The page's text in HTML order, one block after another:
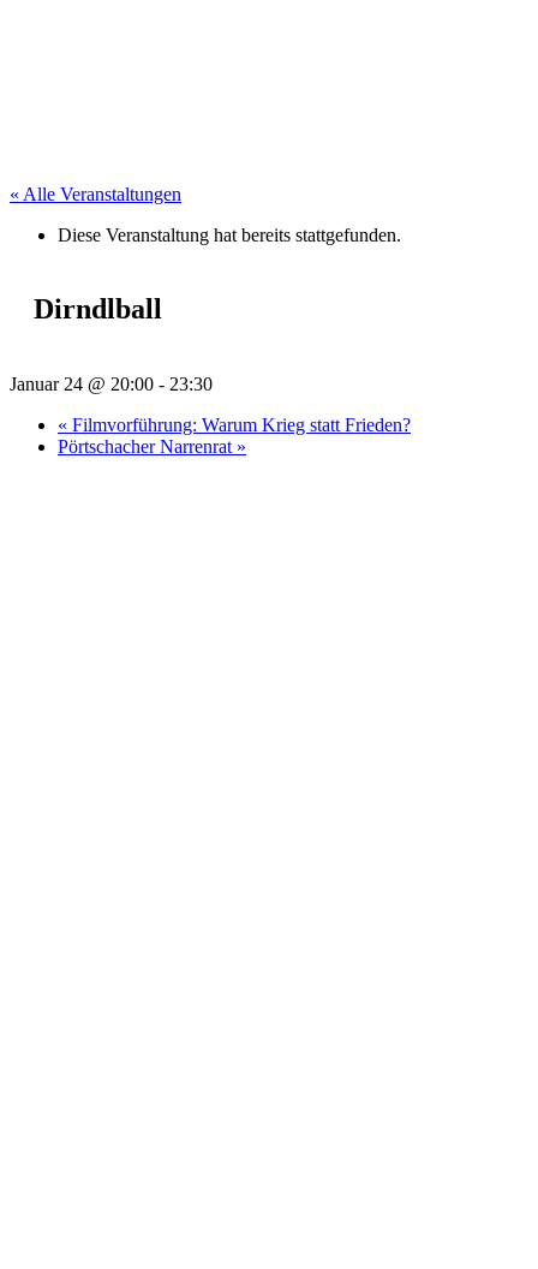
« Alle Veranstaltungen
Diese Veranstaltung hat bereits stattgefunden.
Dirndlball
Januar 24 @ 20:00 - 23:30
« Filmvorführung: Warum Krieg statt Frieden?
Pörtschacher Narrenrat »